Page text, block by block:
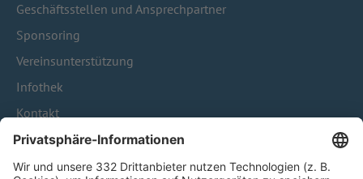
Geschäftsstellen und Ansprechpartner
Sponsoring
Vereinsunterstützung
Infothek
Kontakt
HÄUFIG BESUCHTE SEITEN